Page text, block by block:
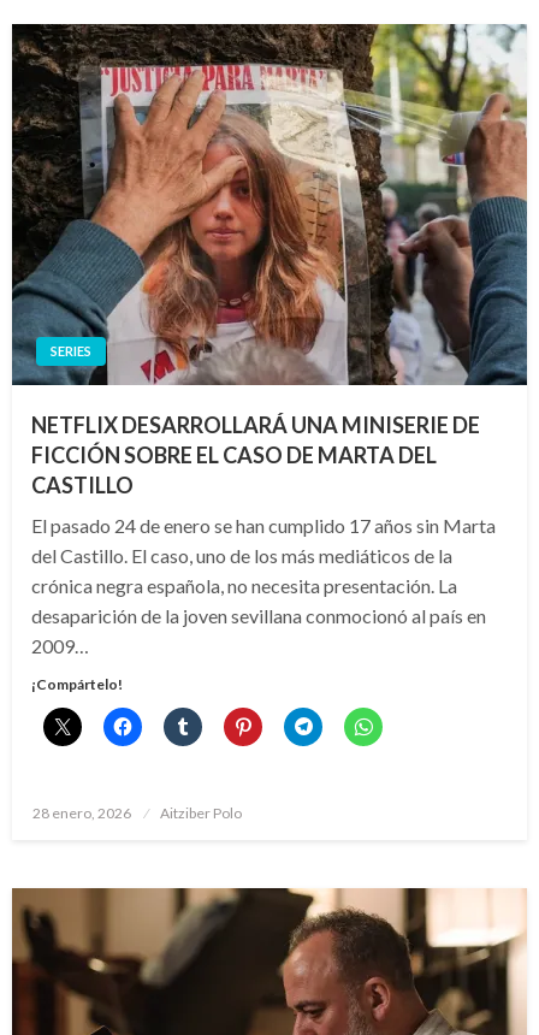
SERIES
NETFLIX DESARROLLARÁ UNA MINISERIE DE
FICCIÓN SOBRE EL CASO DE MARTA DEL
CASTILLO
El pasado 24 de enero se han cumplido 17 años sin Marta
del Castillo. El caso, uno de los más mediáticos de la
crónica negra española, no necesita presentación. La
desaparición de la joven sevillana conmocionó al país en
2009…
¡Compártelo!
Publicado
28 enero, 2026 Aitziber Polo